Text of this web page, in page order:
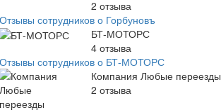
2 отзыва
Отзывы сотрудников о Горбуновъ
БТ-МОТОРС
4 отзыва
Отзывы сотрудников о БТ-МОТОРС
Компания Любые переезды
2 отзыва